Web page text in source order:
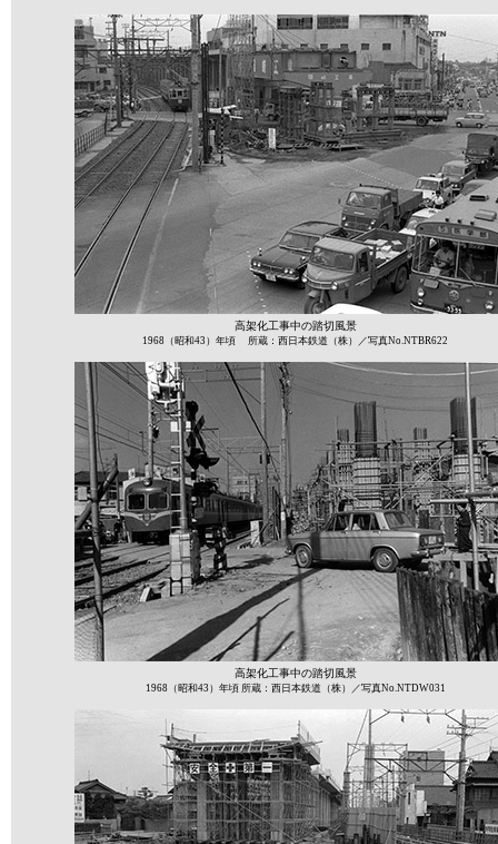
高架化工事中の踏切風景
1968（昭和43）年頃 所蔵：西日本鉄道（株）／写真No.NTBR622
高架化工事中の踏切風景
1968（昭和43）年頃 所蔵：西日本鉄道（株）／写真No.NTDW031